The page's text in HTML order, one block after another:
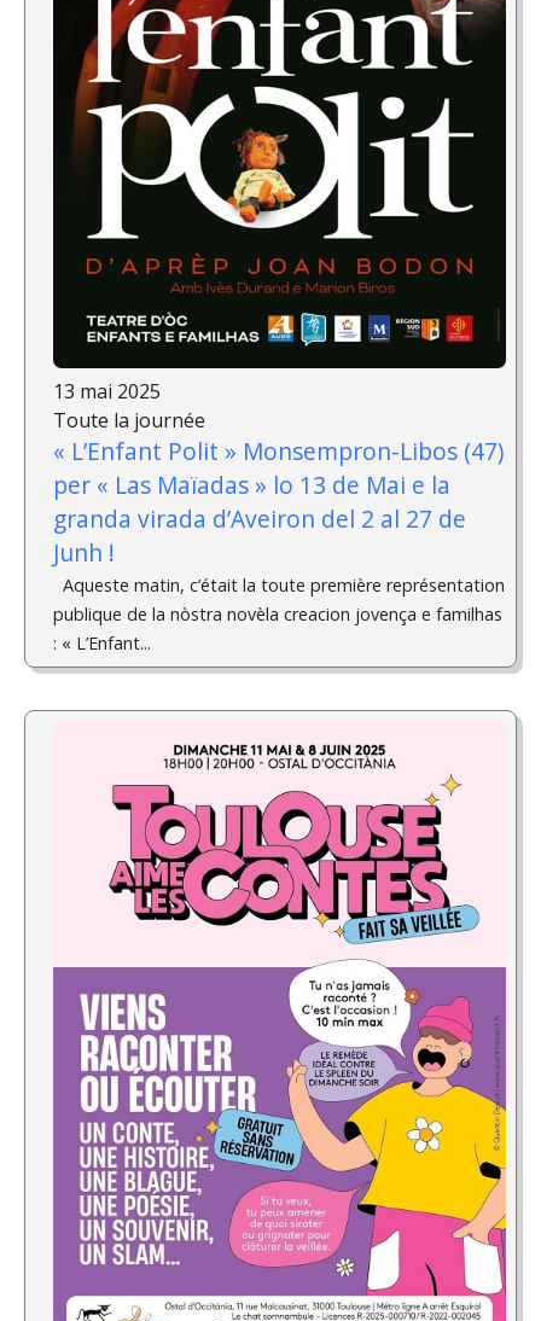
13 mai 2025
Toute la journée
« L’Enfant Polit » Monsempron-Libos (47)
per « Las Maïadas » lo 13 de Mai e la
granda virada d’Aveiron del 2 al 27 de
Junh !
Aqueste matin, c’était la toute première représentation
publique de la nòstra novèla creacion jovença e familhas
: « L’Enfant...